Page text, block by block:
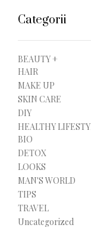
Categorii
BEAUTY +
HAIR
MAKE UP
SKIN CARE
DIY
HEALTHY
BIO
DETOX
LOOKS
MAN'S WORLD
TIPS
TRAVEL
Uncategorized